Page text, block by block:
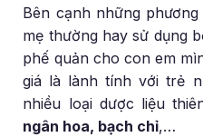
Bên cạnh những
mẹ thường hay sử dụng
phế quản cho con em
giá là lành tính với trẻ
nhiều loại dược liệu
ngân hoa, bạch chỉ,…